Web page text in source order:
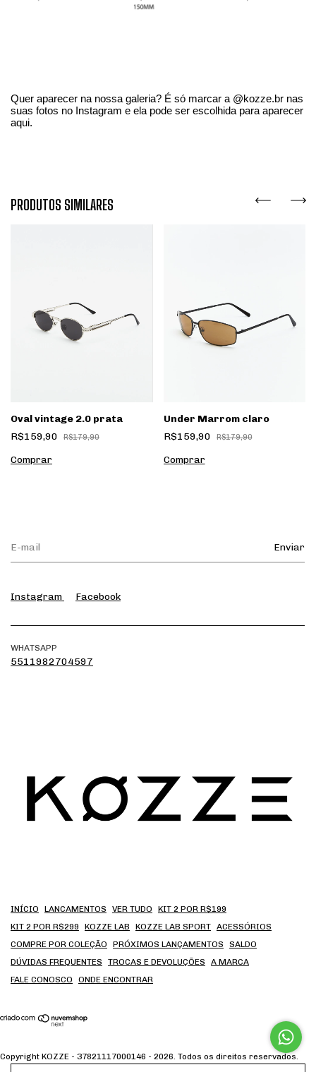
Quer aparecer na nossa galeria? É só marcar a @kozze.br nas
suas fotos no Instagram e ela pode ser escolhida para aparecer
aqui.
PRODUTOS SIMILARES
Oval vintage 2.0 prata
R$159,90
R$179,90
Under Marrom claro
R$159,90
R$179,90
Instagram Facebook
WHATSAPP
5511982704597
INÍCIO LANCAMENTOS VER TUDO
KIT 2 POR R$199
KIT 2 POR R$299
KOZZE LAB KOZZE LAB SPORT ACESSÓRIOS
COMPRE POR COLEÇÃO
PRÓXIMOS LANÇAMENTOS
SALDO
DÚVIDAS FREQUENTES
TROCAS E DEVOLUÇÕES
A MARCA
FALE CONOSCO
ONDE ENCONTRAR
Copyright KOZZE - 37821117000146 - 2026. Todos os direitos reservados.